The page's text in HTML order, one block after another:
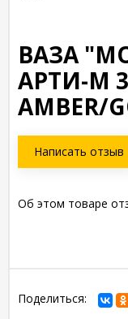
ВАЗА
АРТИ-М
AMBER/
Написать отзыв
Об этом товаре
Поделиться: